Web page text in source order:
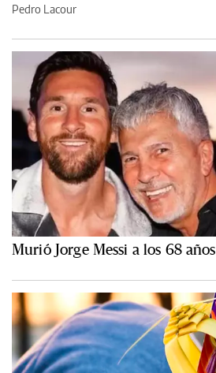
Pedro Lacour
Murió Jorge Messi a los 68 años